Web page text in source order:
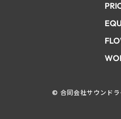
© 合同会社サウンド